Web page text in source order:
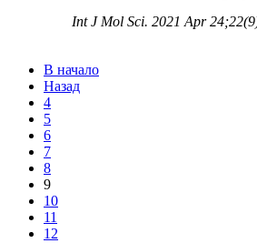
Int J Mol Sci. 2021 Apr
В начало
Назад
4
5
6
7
8
9
10
11
12